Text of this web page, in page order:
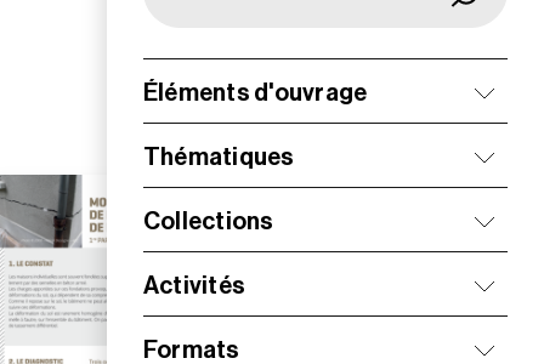
Éléments d'ouvrage
Thématiques
Collections
Activités
Formats